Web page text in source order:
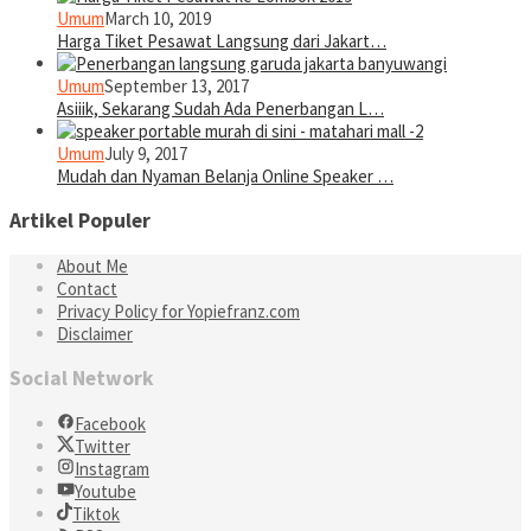
UmumMarch 10, 2019
Harga Tiket Pesawat Langsung dari Jakart…
UmumSeptember 13, 2017
Asiiik, Sekarang Sudah Ada Penerbangan L…
UmumJuly 9, 2017
Mudah dan Nyaman Belanja Online Speaker …
Artikel Populer
About Me
Contact
Privacy Policy for Yopiefranz.com
Disclaimer
Social Network
Facebook
Twitter
Instagram
Youtube
Tiktok